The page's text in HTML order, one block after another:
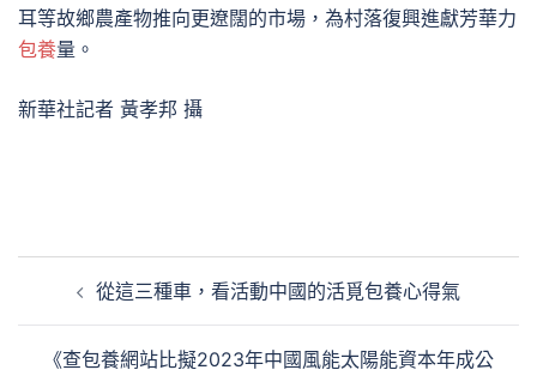
耳等故鄉農產物推向更遼闊的市場，為村落復興進獻芳華力
包養量。
新華社記者 黃孝邦 攝
從這三種車，看活動中國的活覓包養心得氣
《查包養網站比擬2023年中國風能太陽能資本年成公